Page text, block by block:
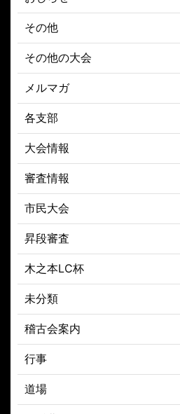
その他
その他の大会
メルマガ
各支部
大会情報
審査情報
市民大会
昇段審査
木之本LC杯
未分類
稽古会案内
行事
道場